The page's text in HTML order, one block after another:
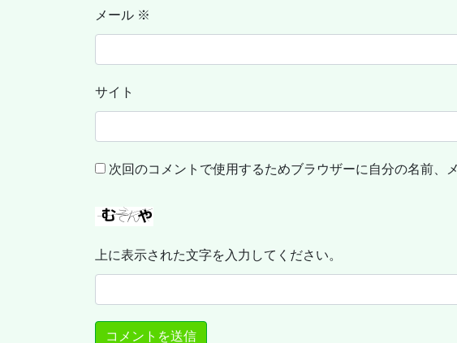
メール ※
サイト
次回のコメントで使用するためブラウザーに自分の名前、
上に表示された文字を入力してください。